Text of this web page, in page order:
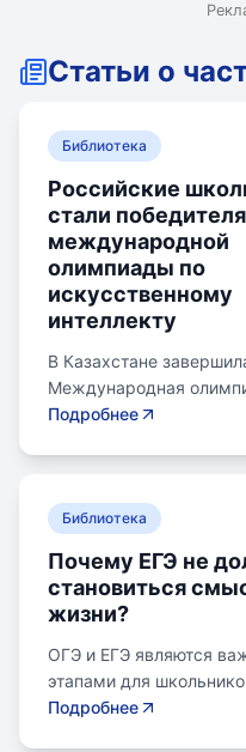
Статьи о
Библиотека
Российские
стали
международной
олимпиады по
искусственному
интеллекту
В Казахстане
Международная
искусственному
бронзовую медаль.
стран, заняв второе
участников. Награды
Артем Горохов, Михаил
Елисей Кирпиченко и
Дмитрий Чернышенко
медалистов, подчеркнув
Подробнее
Библиотека
Почему ЕГЭ не
становиться
жизни?
ОГЭ и ЕГЭ являются
этапами для
готовящихся к переходу
Подробнее